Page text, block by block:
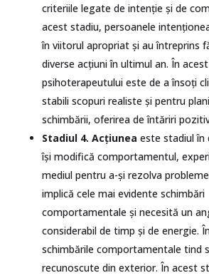
criteriile legate de intenție și de
acest stadiu, persoanele
în viitorul apropriat și au întreprins
diverse acțiuni în ultimul an. În
psihoterapeutului este de a însoți
stabili scopuri realiste și pentru
schimbării, oferirea de întăriri
Stadiul 4. Acțiunea este stadiul în
își modifică comportamentul,
mediul pentru a-și rezolva
implică cele mai evidente schimbări
comportamentale și necesită un
considerabil de timp și de energie.
schimbările comportamentale tind
recunoscute din exterior. În acest